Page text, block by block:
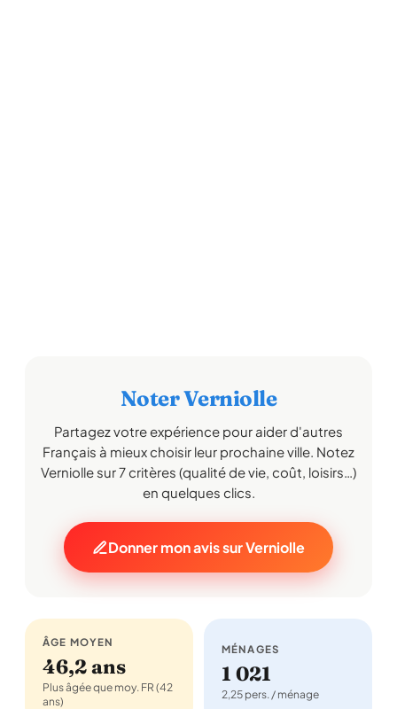
Noter Verniolle
Partagez votre expérience pour aider d'autres
Français à mieux choisir leur prochaine ville. Notez
Verniolle sur 7 critères (qualité de vie, coût, loisirs…)
en quelques clics.
Donner mon avis sur Verniolle
ÂGE MOYEN
46,2 ans
Plus âgée que moy. FR (42
ans)
MÉNAGES
1 021
2,25 pers. / ménage